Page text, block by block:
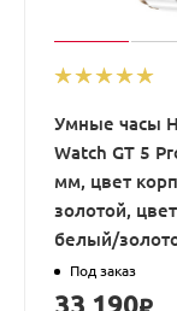
Умные часы
Watch GT 5
мм, цвет
золотой,
белый/
Под заказ
33 190